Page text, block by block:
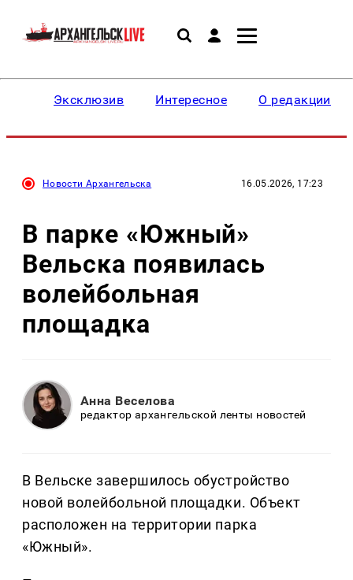
Эксклюзив Интересное О редакции
Новости Архангельска 16.05.2026, 17:23
В парке «Южный»
Вельска появилась
волейбольная
площадка
Анна Веселова
редактор архангельской ленты новостей
В Вельске завершилось обустройство
новой волейбольной площадки. Объект
расположен на территории парка
«Южный».